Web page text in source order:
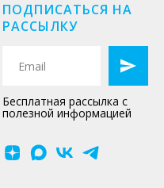
ПОДПИСАТЬСЯ НА
РАССЫЛКУ
Бесплатная рассылка с
полезной информацией